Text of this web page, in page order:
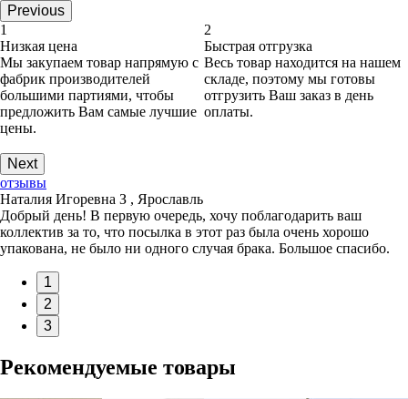
Previous
1
Низкая цена
Мы закупаем товар напрямую с
фабрик производителей
большими партиями, чтобы
предложить Вам самые лучшие
цены.
2
Быстрая отгрузка
Весь товар находится на нашем
складе, поэтому мы готовы
отгрузить Ваш заказ в день
оплаты.
Next
отзывы
Наталия Игоревна З , Ярославль
Добрый день! В первую очередь, хочу поблагодарить ваш
коллектив за то, что посылка в этот раз была очень хорошо
упакована, не было ни одного случая брака. Большое спасибо.
1
2
3
Рекомендуемые товары